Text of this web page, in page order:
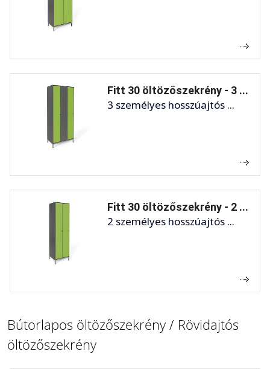
Fitt 30 öltözőszekrény - 3 ...
3 személyes hosszúajtós ...
Fitt 30 öltözőszekrény - 2 ...
2 személyes hosszúajtós ...
Bútorlapos öltözőszekrény / Rövidajtós
öltözőszekrény